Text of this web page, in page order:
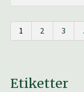
1 2 3
Etiketter